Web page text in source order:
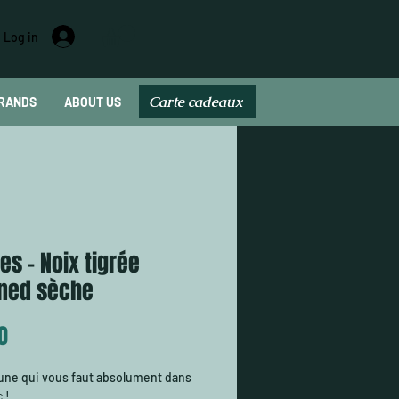
Log in
ABOUT US Carte cadeau
Carte cadeaux
- Noix tigrée
sèche
Price
qui vous faut absolument dans